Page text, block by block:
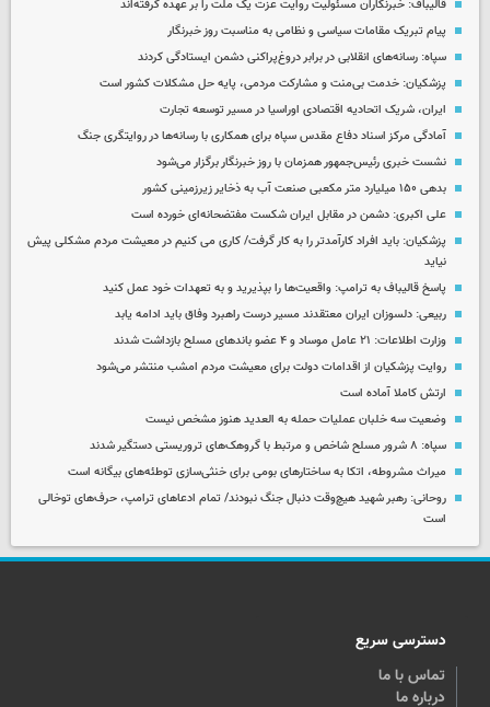
قالیباف: خبرنگاران مسئولیت روایت عزت یک ملت را بر عهده گرفته‌اند
پیام تبریک مقامات سیاسی و نظامی به مناسبت روز خبرنگار
سپاه: رسانه‌های انقلابی در برابر دروغ‌پراکنی دشمن ایستادگی کردند
پزشکیان: خدمت بی‌منت و مشارکت مردمی، پایه حل مشکلات کشور است
ایران، شریک اتحادیه اقتصادی اوراسیا در مسیر توسعه تجارت
آمادگی مرکز اسناد دفاع مقدس سپاه برای همکاری با رسانه‌ها در روایتگری جنگ
نشست خبری رئیس‌جمهور همزمان با روز خبرنگار برگزار می‌شود
بدهی ۱۵۰ میلیارد متر مکعبی صنعت آب به ذخایر زیرزمینی کشور
علی اکبری: دشمن در مقابل ایران شکست مفتضحانه‌ای خورده است
پزشکیان: باید افراد کارآمدتر را به کار گرفت/ کاری می کنیم در معیشت مردم مشکلی پیش
نیاید
پاسخ قالیباف به ترامپ: واقعیت‌ها را بپذیرید و به تعهدات خود عمل کنید
ربیعی: دلسوزان ایران معتقدند مسیر درست راهبرد وفاق باید ادامه یابد
وزارت اطلاعات: ۲۱ عامل موساد و ۴ عضو باندهای مسلح بازداشت شدند
روایت پزشکیان از اقدامات دولت برای معیشت مردم امشب منتشر می‌شود
ارتش کاملا آماده است
وضعیت سه خلبان عملیات حمله به العدید هنوز مشخص نیست
سپاه: ۸ شرور مسلح شاخص و مرتبط با گروهک‌های تروریستی دستگیر شدند
میراث مشروطه، اتکا به ساختارهای بومی برای خنثی‌سازی توطئه‌های بیگانه است
روحانی: رهبر شهید هیچ‌وقت دنبال جنگ نبودند/ تمام ادعاهای ترامپ، حرف‌های توخالی
است
دسترسی سریع
تماس با ما
درباره ما